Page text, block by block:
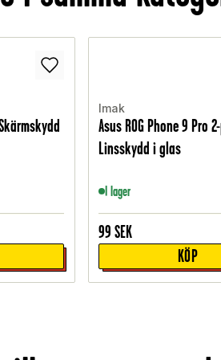
Imak
Asus ROG Phone 9 Pro
Linsskydd i glas
I lager
99 SEK
KÖP